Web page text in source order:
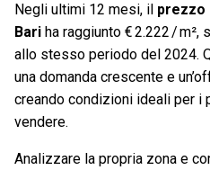
Negli ultimi 12 mesi, il prezzo
Bari ha raggiunto € 2.222 /
allo stesso periodo del 2024.
una domanda crescente e
creando condizioni ideali per i
vendere.
Analizzare la propria zona e